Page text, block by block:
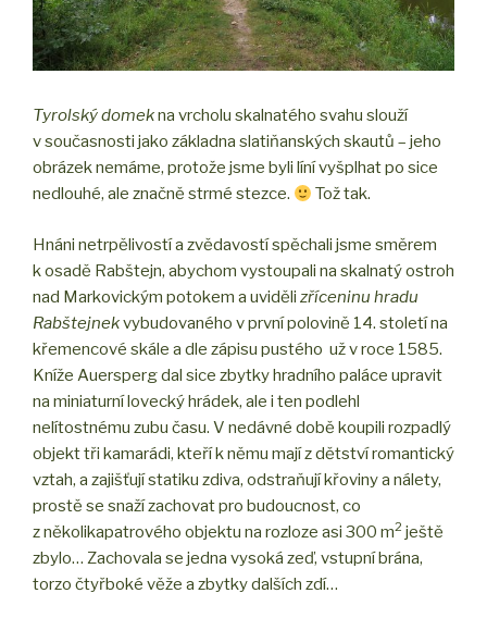
Tyrolský domekna vrcholu skalnatého svahu slouží
v současnosti jako základna slatiňanských skautů – jeho
obrázek nemáme, protože jsme byli líní vyšplhat po sice
nedlouhé, ale značně strmé stezce.
Tož tak.
Hnáni netrpělivostí a zvědavostí spěchali jsme směrem
k osadě Rabštejn, abychom vystoupali na skalnatý ostroh
nad Markovickým potokem a uviděli zříceninu hradu
Rabštejnekvybudovaného v první polovině 14. století na
křemencové skále a dle zápisu pustého už v roce 1585.
Kníže Auersperg dal sice zbytky hradního paláce upravit
na miniaturní lovecký hrádek, ale i ten podlehl
nelítostnému zubu času. V nedávné době koupili rozpadlý
objekt tři kamarádi, kteří k němu mají z dětství romantický
vztah, a zajišťují statiku zdiva, odstraňují křoviny a nálety,
prostě se snaží zachovat pro budoucnost, co
z několikapatrového objektu na rozloze asi 300 m2 ještě
zbylo… Zachovala se jedna vysoká zeď, vstupní brána,
torzo čtyřboké věže a zbytky dalších zdí…